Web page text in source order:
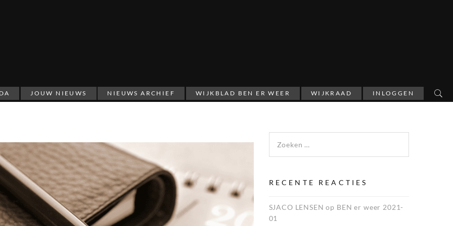
JOUW NIEUWS NIEUWS ARCHIEF WIJKBLAD BEN ER WEER WIJKRAAD INLOGGEN
RECENTE REACTIES
SJACO LENSEN op BEN er weer 2021-
01